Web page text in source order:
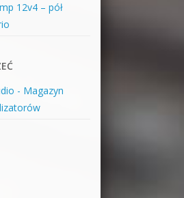
12v4 – pół
- Magazyn